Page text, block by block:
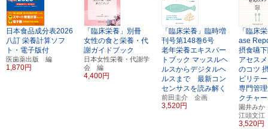
日本食品成分表2026
八訂 栄養計算ソフ
ト・電子版付
医歯薬出版 編
1,870円
「臨床栄養」別冊
女性の食と栄養・代
謝ガイドブック
日本女性栄養・代謝学
会 編
4,400円
「臨床栄養」臨時増
刊号第148巻6号
老年栄養エキスパー
トブック マッスルヘ
ルスからデジタルヘ
ルスまで 最新コン
センサスを読み解く
前田圭介 企画
3,520円
「臨床
ase
摂食嚥
アセス
のコツ
ビリテ
専門管
クチャ
園井みか
江頭文
3,520円